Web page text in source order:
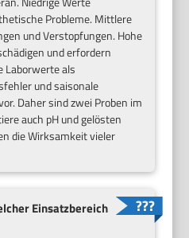
Probleme. Mittlere
und Verstopfungen. Hohe
und erfordern
Laborwerte als
und saisonale
Daher sind zwei Proben im
auch pH und gelösten
die Wirksamkeit vieler
Einsatzbereich